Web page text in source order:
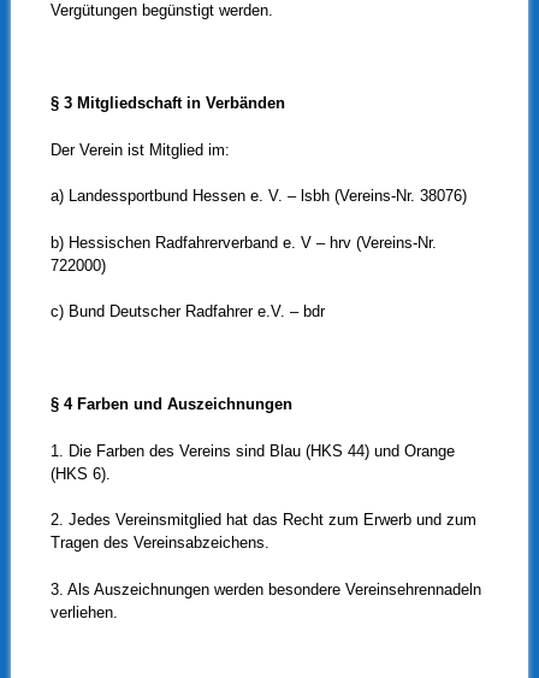
Vergütungen begünstigt werden.
§ 3 Mitgliedschaft in Verbänden
Der Verein ist Mitglied im:
a) Landessportbund Hessen e. V. – lsbh (Vereins-Nr. 38076)
b) Hessischen Radfahrerverband e. V – hrv (Vereins-Nr.
722000)
c) Bund Deutscher Radfahrer e.V. – bdr
§ 4 Farben und Auszeichnungen
1. Die Farben des Vereins sind Blau (HKS 44) und Orange
(HKS 6).
2. Jedes Vereinsmitglied hat das Recht zum Erwerb und zum
Tragen des Vereinsabzeichens.
3. Als Auszeichnungen werden besondere Vereinsehrennadeln
verliehen.